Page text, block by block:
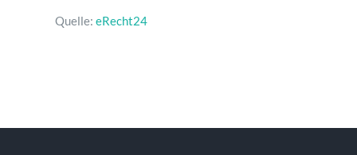
Quelle: eRecht24